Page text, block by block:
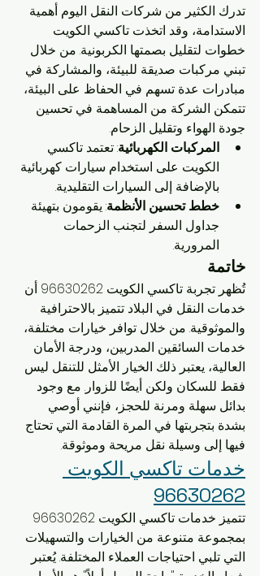
تدرك الكثير من شركات النقل اليوم أهمية
الاستدامة، وقد اتخذت تاكسي الكويت
خطوات لتقليل بصمتها الكربونية. من خلال
تبني مركبات صديقة للبيئة، والمشاركة في
مبادرات عدة تسهم في الحفاظ على البيئة،
تتمكن الشركة من المساهمة في تحسين
جودة الهواء وتقليل الزحام.
المركبات الكهربائية: تعتمد تاكسي
الكويت على استخدام سيارات كهربائية
بالإضافة إلى السيارات التقليدية.
خطط تحسين الأنظمة: يقومون بتهيئة
جداول السفر لتجنب الزحمات
المرورية.
خاتمة
تُظهر تجربة تاكسي الكويت 96630262 أن
خدمات النقل في البلاد تتميز بالاحترافية
والموثوقية. من خلال توافر خيارات مختلفة،
خدمات السائقين المدربين، ودرجة الأمان
العالية، يعتبر ذلك الخيار الأمثل للتنقل ليس
فقط للسكان ولكن أيضًا للزوار. مع وجود
بدائل سهلة ومرنة للحجز، فإنني أوصي
بشدة بتجربتها في المرة القادمة التي تحتاج
فيها إلى وسيلة نقل مريحة وموثوقة.
خدمات تاكسي الكويت
96630262
بمجموعة متنوعة من الخيارات والتسهيلات
التي تلبي احتياجات العملاء المختلفة. يُعتبر